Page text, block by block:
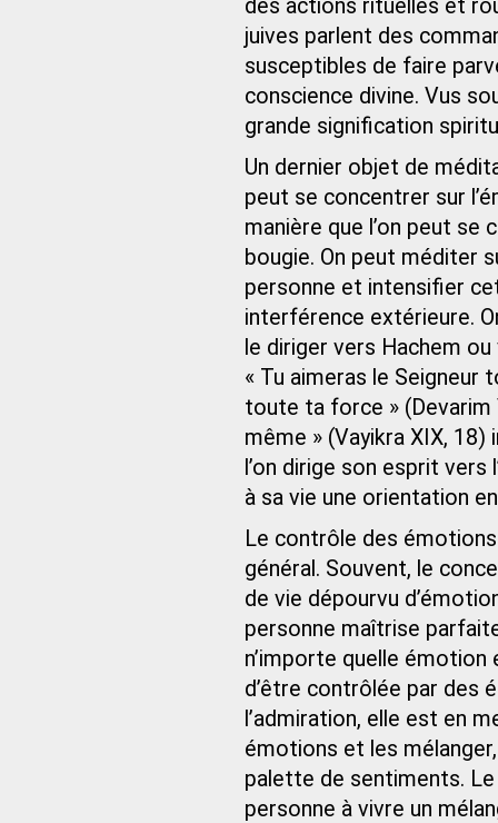
des actions rituelles et
juives parlent des
susceptibles de faire
conscience divine. Vus
grande signification
Un dernier objet de
peut se concentrer sur
manière que l’on peut se
bougie. On peut méditer
personne et intensifier
interférence extérieure.
le diriger vers Hachem
« Tu aimeras le
toute ta force »
même » (Vayikra XIX,
l’on dirige son esprit
à sa vie une orientation
Le contrôle des
général. Souvent, le
de vie dépourvu
personne maîtrise
n’importe quelle
d’être contrôlée par des
l’admiration, elle est en
émotions et les
palette de sentiments.
personne à vivre un